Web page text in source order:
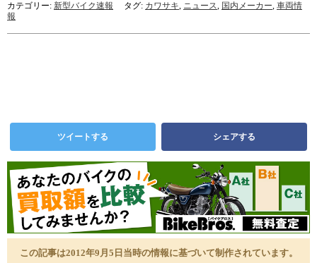
カテゴリー: 新型バイク速報 タグ: カワサキ, ニュース, 国内メーカー, 車両情
報
ツイートする シェアする
この記事は2012年9月5日当時の情報に基づいて制作されています。